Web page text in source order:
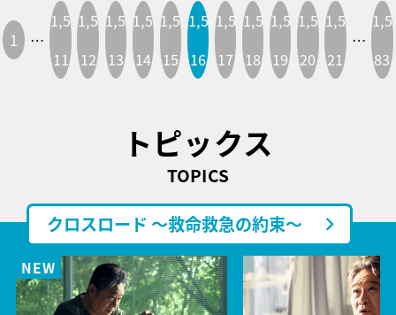
1 …
1,5
11
1,5
12
1,5
13
1,5
14
1,5
15
1,5
16
1,5
17
1,5
18
1,5
19
1,5
20
1,5
21
…
1,5
83
トピックス
TOPICS
クロスロード ～救命救急の約束～